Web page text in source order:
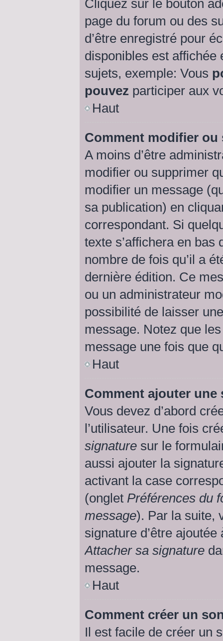
Cliquez sur le bouton
page du forum ou des
d’être enregistré pour
disponibles est affichée
sujets, exemple: Vous
pouvez participer aux
Haut
Comment modifier
A moins d’être
modifier ou supprimer
modifier un message
sa publication) en
correspondant. Si
texte s’affichera en bas
nombre de fois qu’il a
dernière édition. Ce
ou un administrateur
possibilité de laisser
message. Notez que
message une fois que
Haut
Comment ajouter une
Vous devez d’abord
l’utilisateur. Une fois
signature sur le
aussi ajouter la
activant la case
(onglet Préférences du
message). Par la suite,
signature d’être
Attacher sa signature
message.
Haut
Comment créer un
Il est facile de créer un